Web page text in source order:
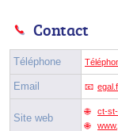
Contact
Téléphone
Email
Site web
ct-